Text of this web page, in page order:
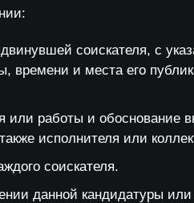
соискателя, с
времени и места его
или работы и обоснование
исполнителя или
соискателя.
данной кандидатуры или